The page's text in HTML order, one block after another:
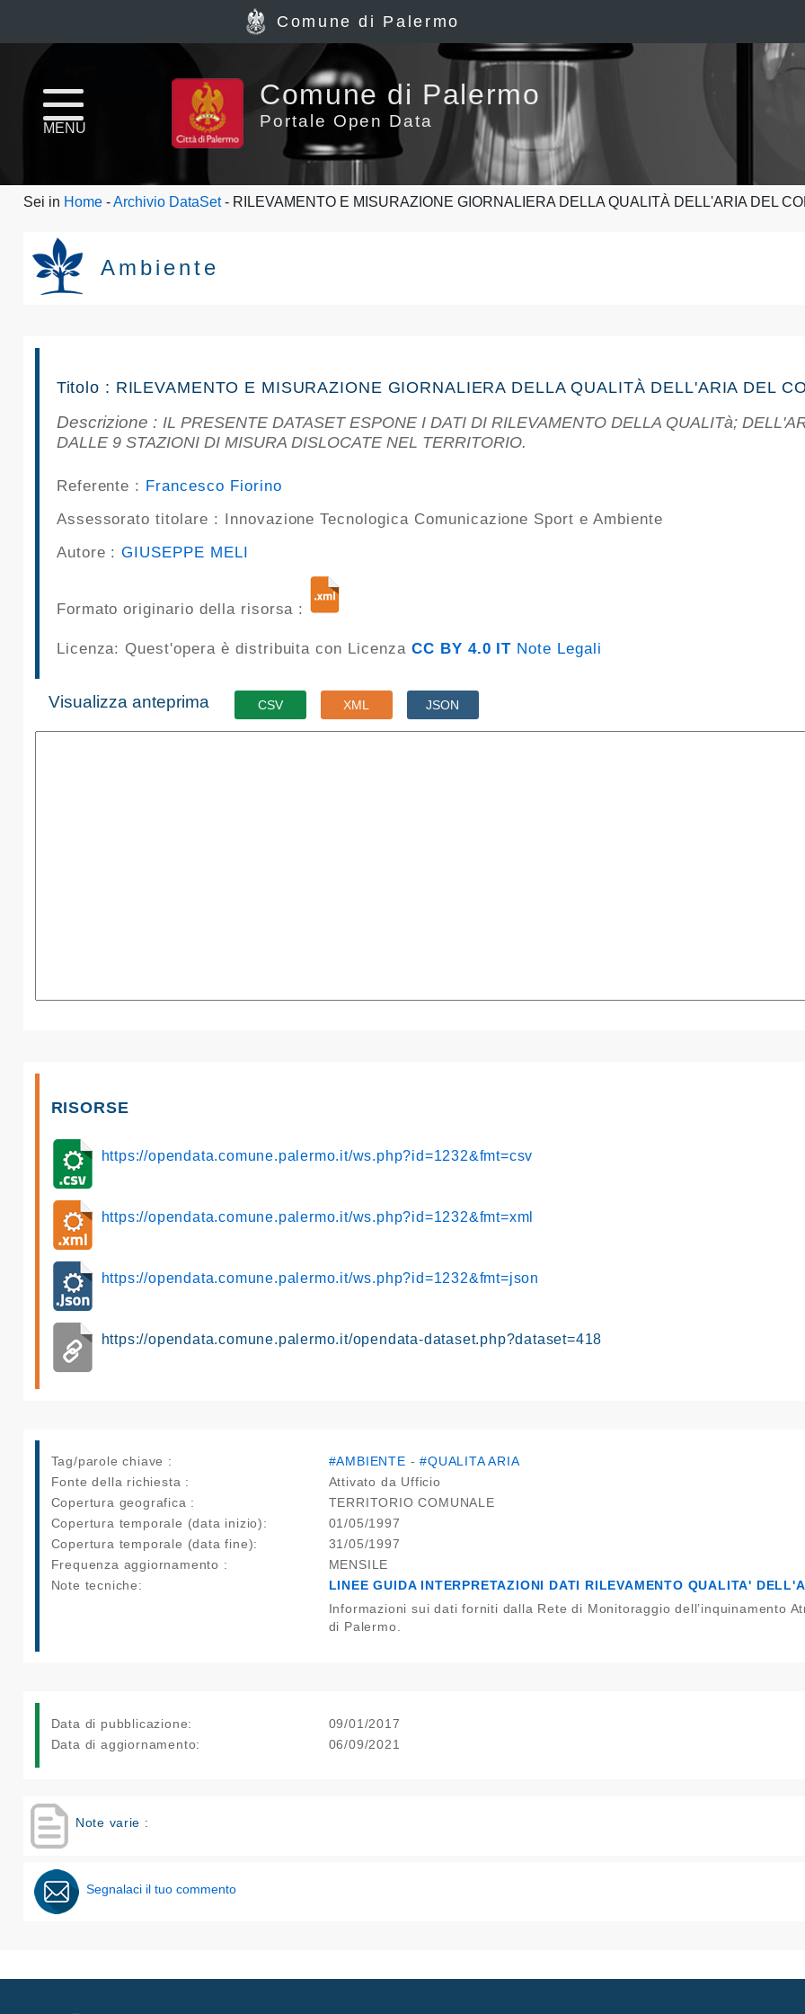
Home
page
Archivio
Dataset
Ultimi
Report
pubblicazioni
Linee
Comune di Palermo
MENU
Comune di Palermo
Portale Open Data
Sei in Home -Archivio DataSet- RILEVAMENTO E MISURAZIONE GIORNALIERA DELLA QUALITÀ DELL'ARIA DEL
Ambiente
Titolo : RILEVAMENTO E MISURAZIONE GIORNALIERA DELLA QUALITÀ DELL'ARIA DEL
Descrizione : IL PRESENTE DATASET ESPONE I DATI DI RILEVAMENTO DELLA QUALITà;
DALLE 9 STAZIONI DI MISURA DISLOCATE NEL TERRITORIO.
Referente : Francesco Fiorino
Assessorato titolare : Innovazione Tecnologica Comunicazione Sport e Ambiente
Autore :GIUSEPPE MELI
Formato originario della risorsa :
Licenza: Quest'opera è distribuita con Licenza CC BY 4.0 IT Note Legali
Visualizza anteprima CSV XML JSON
RISORSE
https://opendata.comune.palermo.it/ws.php?id=1232&fmt=csv
https://opendata.comune.palermo.it/ws.php?id=1232&fmt=xml
https://opendata.comune.palermo.it/ws.php?id=1232&fmt=json
https://opendata.comune.palermo.it/opendata-dataset.php?dataset=418
Tag/parole chiave : #AMBIENTE -#QUALITA ARIA
Fonte della richiesta :
Attivato da Ufficio
Copertura geografica :
TERRITORIO COMUNALE
Copertura temporale (data inizio):
01/05/1997
Copertura temporale (data fine):
31/05/1997
Frequenza aggiornamento :
MENSILE
Note tecniche:
LINEE GUIDA INTERPRETAZIONI DATI RILEVAMENTO QUALITA'
Informazioni sui dati forniti dalla Rete di Monitoraggio dell’inquinamento Atmosferico ed Acustico
di Palermo.
Data di pubblicazione:
09/01/2017
Data di aggiornamento:
06/09/2021
Note varie :
Segnalaci il tuo commento